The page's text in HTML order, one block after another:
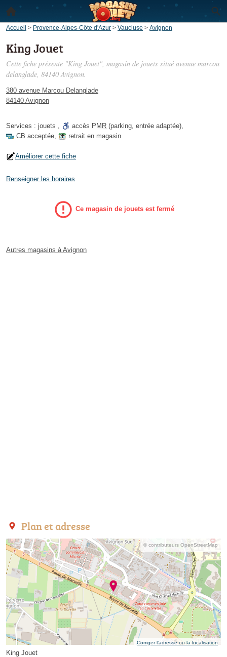
Accueil > Provence-Alpes-Côte d'Azur > Vaucluse > Avignon
King Jouet
Cette fiche présente "King Jouet", magasin de jouets situé avenue marcou
delanglade, 84140 Avignon.
380 avenue Marcou Delanglade
84140 Avignon
Services : jouets , accès PMR (parking, entrée adaptée),
CB acceptée, retrait en magasin
Améliorer cette fiche
Renseigner les horaires
Ce magasin de jouets est fermé
Autres magasins à Avignon
Plan et adresse
© contributeurs OpenStreetMap
Corriger l’adresse ou la localisation
King Jouet